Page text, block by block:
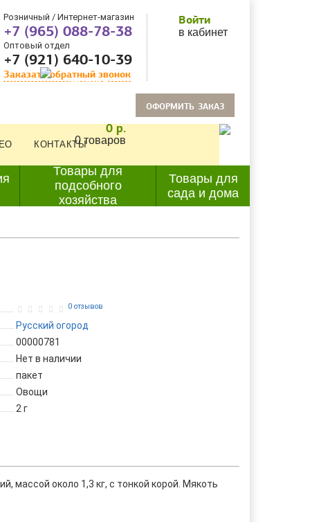
Розничный / Интернет-магазин
+7 (965) 088-78-38
Оптовый отдел
+7 (921) 640-10-39
Заказать обратный звонок
Войти
в кабинет
0 р.
0 товаров
oформить заказ
КОНТАКТЫ
Товары для
подсобного
хозяйства
Товары для
сада и дома
0 отзывов
Русский огород
00000781
Нет в наличии
пакет
Овощи
2 г
массой около 1,3 кг, с тонкой корой. Мякоть